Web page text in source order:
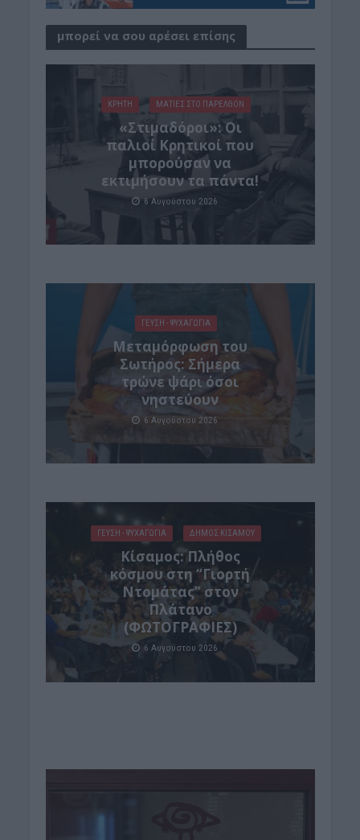
μπορεί να σου αρέσει επίσης
ΚΡΗΤΗ ΜΑΤΙΕΣ ΣΤΟ ΠΑΡΕΛΘΟΝ
«Στιμαδόροι»: Οι
παλιοί Κρητικοί που
μπορούσαν να
εκτιμήσουν τα πάντα!
6 Αυγούστου 2026
ΓΕΎΣΗ - ΨΥΧΑΓΩΓΊΑ
Μεταμόρφωση του
Σωτήρος: Σήμερα
τρώνε ψάρι όσοι
νηστεύουν
6 Αυγούστου 2026
ΓΕΎΣΗ - ΨΥΧΑΓΩΓΊΑ ΔΉΜΟΣ ΚΙΣΆΜΟΥ
Κίσαμος: Πλήθος
κόσμου στη “Γιορτή
Ντομάτας” στον
Πλάτανο
(ΦΩΤΟΓΡΑΦΙΕΣ)
6 Αυγούστου 2026